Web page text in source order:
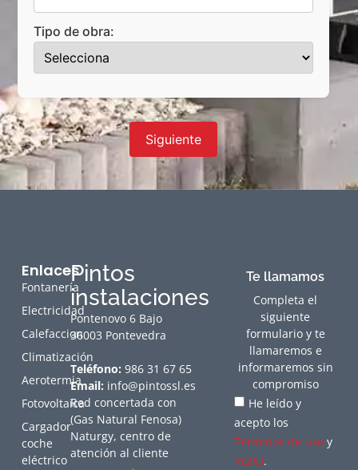
Tipo de obra:
Siguiente
Pintos
instalaciones
Pontenovo 6 Bajo
36003 Pontevedra
Teléfono: 986 31 67 65
Email: info@pintossl.es
Red concertada con
(Gas Natural Fenosa)
Naturgy, centro de
atención al cliente
Enlaces
Fontanería
Electricidad
Calefaccion
Climatización
Aerotermia
Fotovoltaica
Cargador
coche
eléctrico
Te llamamos
Completa el
siguiente
formulario y te
llamaremos e
informaremos sin
compromiso
He leído y
acepto los
Términos de uso y
RGPD.